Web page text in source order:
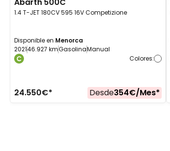
1.4 T-JET 180CV 595 16V Competizione
Disponible en Menorca
202146.927 kmGasolinaManual
Colores:
24.550€* Desde354€/Mes*